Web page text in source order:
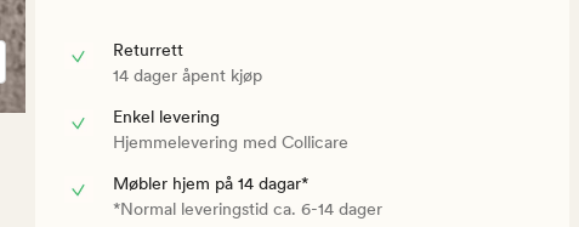
Returrett
14 dager åpent kjøp
Enkel levering
Hjemmelevering med Collicare
Møbler hjem på 14 dagar*
*Normal leveringstid ca. 6-14 dager